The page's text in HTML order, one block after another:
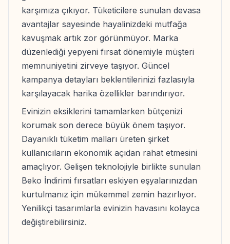
karşımıza çıkıyor. Tüketicilere sunulan devasa
avantajlar sayesinde hayalinizdeki mutfağa
kavuşmak artık zor görünmüyor. Marka
düzenlediği yepyeni fırsat dönemiyle müşteri
memnuniyetini zirveye taşıyor. Güncel
kampanya detayları beklentilerinizi fazlasıyla
karşılayacak harika özellikler barındırıyor.
Evinizin eksiklerini tamamlarken bütçenizi
korumak son derece büyük önem taşıyor.
Dayanıklı tüketim malları üreten şirket
kullanıcıların ekonomik açıdan rahat etmesini
amaçlıyor. Gelişen teknolojiyle birlikte sunulan
Beko İndirimi fırsatları eskiyen eşyalarınızdan
kurtulmanız için mükemmel zemin hazırlıyor.
Yenilikçi tasarımlarla evinizin havasını kolayca
değiştirebilirsiniz.